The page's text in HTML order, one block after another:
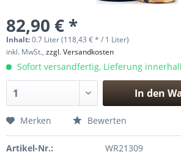
82,90 € *
Inhalt:0.7 Liter (118,43 € * / 1 Liter)
inkl. MwSt., zzgl. Versandkosten
Sofort versandfertig, Lieferung
In den
Merken Bewerten
Artikel-Nr.:
WR21309